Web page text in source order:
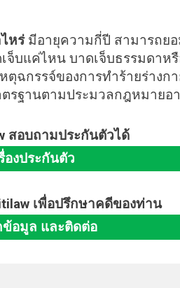
หร่มีอายุความกี่ปี สามารถย
บแค่ไหน บาดเจ็บธรรมดาห
ฉกรรจ์ของการทำร้ายร่างก
รฐานตามประมวลกฎหมายอ
สอบถามประกันตัวได้
องประกันตัว
เพื่อปรึกษาคดีของท่าน
ข้อมูล และติดต่อ